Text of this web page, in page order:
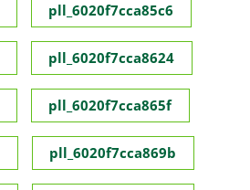
pll_6020f7cca85c6
pll_6020f7cca8624
pll_6020f7cca865f
pll_6020f7cca869b